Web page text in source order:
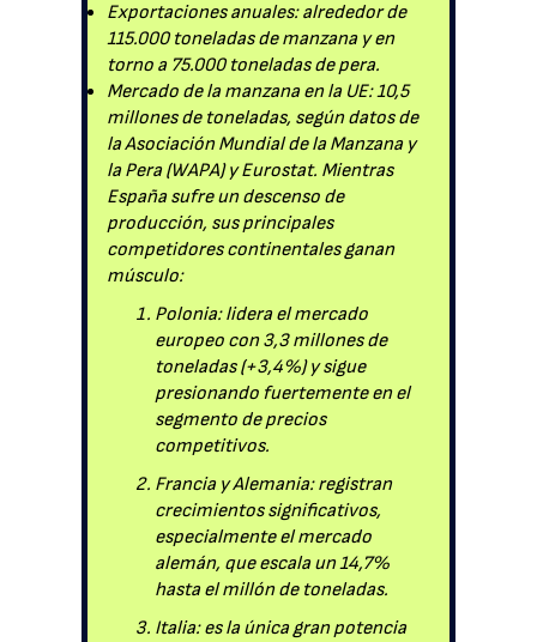
Exportaciones anuales: alrededor de
115.000 toneladas de manzana y en
torno a 75.000 toneladas de pera.
Mercado de la manzana en la UE: 10,5
millones de toneladas, según datos de
la Asociación Mundial de la Manzana y
la Pera (WAPA) y Eurostat. Mientras
España sufre un descenso de
producción, sus principales
competidores continentales ganan
músculo:
Polonia: lidera el mercado
europeo con 3,3 millones de
toneladas (+3,4%) y sigue
presionando fuertemente en el
segmento de precios
competitivos.
Francia y Alemania: registran
crecimientos significativos,
especialmente el mercado
alemán, que escala un 14,7%
hasta el millón de toneladas.
Italia: es la única gran potencia